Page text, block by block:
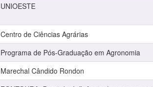
UNIOESTE
Centro de Ciências Agrárias
Programa de Pós-Graduação em Agronomia
Marechal Cândido Rondon